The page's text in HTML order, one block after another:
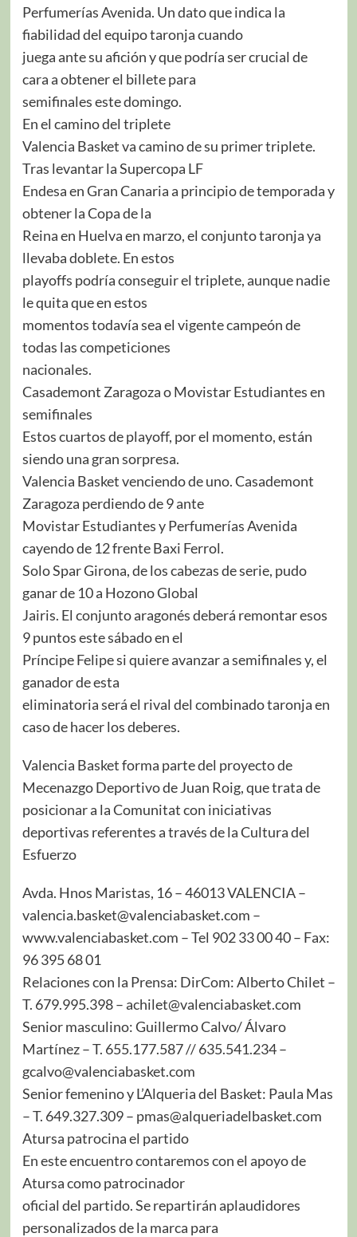
Perfumerías Avenida. Un dato que indica la
fiabilidad del equipo taronja cuando
juega ante su afición y que podría ser crucial de
cara a obtener el billete para
semifinales este domingo.
En el camino del triplete
Valencia Basket va camino de su primer triplete.
Tras levantar la Supercopa LF
Endesa en Gran Canaria a principio de temporada y
obtener la Copa de la
Reina en Huelva en marzo, el conjunto taronja ya
llevaba doblete. En estos
playoffs podría conseguir el triplete, aunque nadie
le quita que en estos
momentos todavía sea el vigente campeón de
todas las competiciones
nacionales.
Casademont Zaragoza o Movistar Estudiantes en
semifinales
Estos cuartos de playoff, por el momento, están
siendo una gran sorpresa.
Valencia Basket venciendo de uno. Casademont
Zaragoza perdiendo de 9 ante
Movistar Estudiantes y Perfumerías Avenida
cayendo de 12 frente Baxi Ferrol.
Solo Spar Girona, de los cabezas de serie, pudo
ganar de 10 a Hozono Global
Jairis. El conjunto aragonés deberá remontar esos
9 puntos este sábado en el
Príncipe Felipe si quiere avanzar a semifinales y, el
ganador de esta
eliminatoria será el rival del combinado taronja en
caso de hacer los deberes.
Valencia Basket forma parte del proyecto de
Mecenazgo Deportivo de Juan Roig, que trata de
posicionar a la Comunitat con iniciativas
deportivas referentes a través de la Cultura del
Esfuerzo
Avda. Hnos Maristas, 16 – 46013 VALENCIA –
valencia.basket@valenciabasket.com –
www.valenciabasket.com – Tel 902 33 00 40 – Fax:
96 395 68 01
Relaciones con la Prensa: DirCom: Alberto Chilet –
T. 679.995.398 – achilet@valenciabasket.com
Senior masculino: Guillermo Calvo/ Álvaro
Martínez – T. 655.177.587 // 635.541.234 –
gcalvo@valenciabasket.com
Senior femenino y L’Alqueria del Basket: Paula Mas
– T. 649.327.309 – pmas@alqueriadelbasket.com
Atursa patrocina el partido
En este encuentro contaremos con el apoyo de
Atursa como patrocinador
oficial del partido. Se repartirán aplaudidores
personalizados de la marca para